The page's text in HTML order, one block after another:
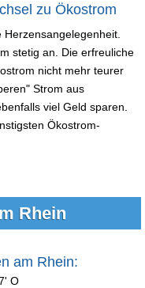
zu Ökostrom
stetig an. Die erfreuliche
nicht mehr teurer
Strom aus
viel Geld sparen.
Ökostrom-
Rhein
am Rhein:
O